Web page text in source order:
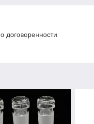
договоренности